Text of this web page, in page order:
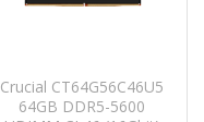
Crucial CT64G56C46U5
64GB DDR5-5600